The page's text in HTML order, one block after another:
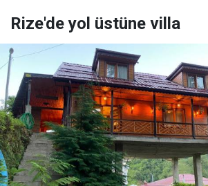
Rize'de yol üstüne villa